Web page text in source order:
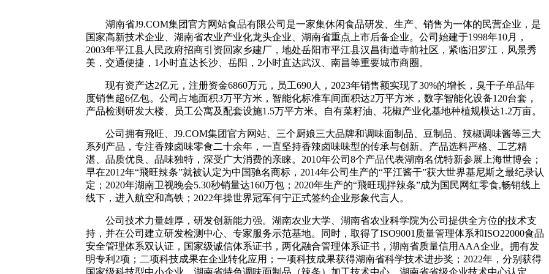
湖南省J9.COM集团官方网站食品有限公司是一家集休闲食品研发、生产、销售为一体的民营企业，是
国家高新技术企业、湖南省农业产业化龙头企业、湖南省重点上市后备企业。公司始建于1998年10月，
2003年平江县人民政府招商引资回家乡建厂，地处岳阳市平江县汉昌街道寺前社区，紧临汨罗江，风景秀
美，交通便捷，1小时直达长沙、岳阳，2小时直达武汉、南昌等重要城市商圈。
现有资产达2亿元，注册资金6860万元，员工690人，2023年销售额实现了30%的增长，臭干子单品年
度销售超6亿包。公司占地面积3万平方米，智能化标准车间面积达2万平方米，数字智能化设备120台套，
产品检测研发大楼、员工公寓及配套设施1.5万平方米。自有菜籽油、花椒产业化基地种植规模达1.2万亩。
公司拥有飛旺、J9.COM集团官方网站、三个厨娘三大品牌和调味面制品、豆制品、辣椒调味酱等三大
系列产品，专注香辣卤味零食二十余年，一直坚持香辣卤味味型的传承与创新。产品选料严格、工艺精
湛、品质优良、品味独特，深受广大消费的亲睐。2010年公司8个产品代表湖南名优特新参展上海世博会；
早在2012年“飛旺辣条”就被认定为中国驰名商标，2014年公司生产的“平江酱干”获大世界基尼斯之最纪录认
定；2020年湖南卫视晚会5.30秒销量达160万包；2020年生产的“飛旺现拌辣条”成为国民网红零食,畅销线上
线下，进入航空和高铁；2022年操世界冠军何宁正式签约企业形象代言人。
公司技术力量雄厚，研发创新能力强。湖南农业大学、湖南省农业科学院为公司提供全方位的技术支
持，并在公司建立研发检测中心、专家服务示范基地。同时，取得了ISO9001质量管理体系和ISO22000食品
安全管理体系双认证，国家级诚信体系证书，两化融合管理体系证书，湖南省质量信用AAA企业。拥有发
明专利2项；二项科技成果在企业转化应用；一项科技成果获得湖南省科学技术进步奖；2022年，分别获得
国家级科技型中小企业、湖南省特色调味面制品（辣条）加工技术中心、湖南省省级企业技术中心认定。